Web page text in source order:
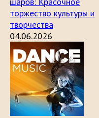
торжество культуры и
творчества
04.06.2026